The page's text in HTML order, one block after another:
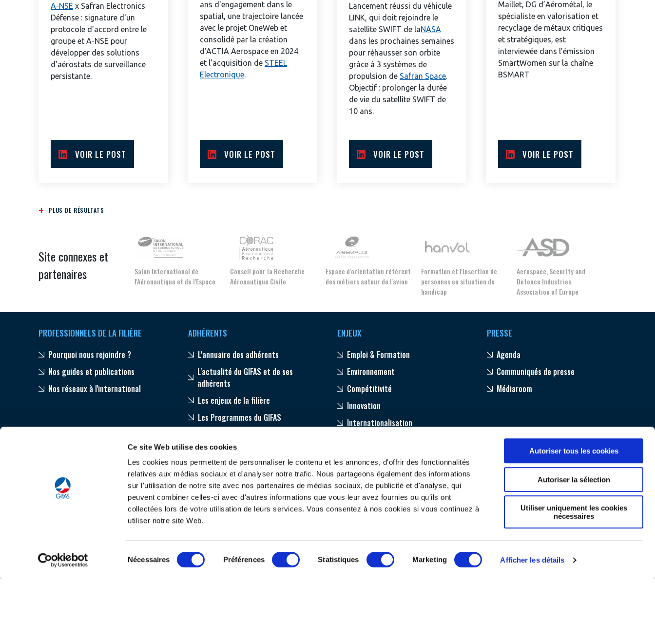
Ce site Web utilise des cookies
Les cookies nous permettent de personnaliser le contenu et les annonces, d'offrir des fonctionnalités
relatives aux médias sociaux et d'analyser notre trafic. Nous partageons également des informations
sur l'utilisation de notre site avec nos partenaires de médias sociaux, de publicité et d'analyse, qui
peuvent combiner celles-ci avec d'autres informations que vous leur avez fournies ou qu'ils ont
collectées lors de votre utilisation de leurs services. Vous consentez à nos cookies si vous continuez à
utiliser notre site Web.
du
Nécessaires Préférences Statistiques Marketing Afficher les détails
Autoriser tous les cookies
Autoriser la sélection
Utiliser uniquement les cookies
nécessaires
A-NSE x Safran Electronics
Défense : signature d'un
protocole d'accord entre le
groupe et A-NSE pour
développer des solutions
d'aérostats de surveillance
persistante.
VOIR LE POST
ans d'engagement dans le
spatial, une trajectoire lancée
avec le projet OneWeb et
consolidé par la création
d'ACTIA Aerospace en 2024
et l'acquisition de STEEL
Electronique.
VOIR LE POST
Lancement réussi du véhicule
LINK, qui doit rejoindre le
satellite SWIFT de laNASA
dans les prochaines semaines
pour réhausser son orbite
grâce à 3 systèmes de
propulsion de Safran Space.
Objectif : prolonger la durée
de vie du satellite SWIFT de
10 ans.
VOIR LE POST
Maillet, DG d’Aérométal, le
spécialiste en valorisation et
recyclage de métaux critiques
et stratégiques, est
interviewée dans l’émission
SmartWomen sur la chaîne
BSMART
VOIR LE POST
PLUS DE RÉSULTATS
Site connexes et
partenaires
Salon International de
l'Aéronautique et de l'Espace
Conseil pour la Recherche
Aéronautique Civile
Espace d'orientation référent
des métiers autour de l'avion
Formation et l'insertion de
personnes en situation de
handicap
Aerospace, Security and
Defence Industries
Association of Europe
PROFESSIONNELS DE LA FILIÈRE
Pourquoi nous rejoindre ?
Nos guides et publications
Nos réseaux à l'international
ADHÉRENTS
L'annuaire des adhérents
L'actualité du GIFAS et de ses
adhérents
Les enjeux de la filière
Les Programmes du GIFAS
Accompagnement de nos adhérents
ENJEUX
Emploi & Formation
Environnement
Compétitivité
Innovation
Internationalisation
PRESSE
Agenda
Communiqués de presse
Médiaroom
Mentions légales